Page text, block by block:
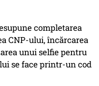
completarea
CNP-ului, încărcarea
unui selfie pentru
se face printr-un cod